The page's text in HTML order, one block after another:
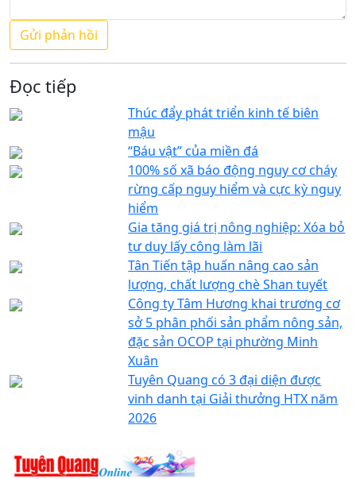
Đọc tiếp
Thúc đẩy phát triển kinh tế biên
mậu
“Báu vật” của miền đá
100% số xã báo động nguy cơ cháy
rừng cấp nguy hiểm và cực kỳ nguy
hiểm
Gia tăng giá trị nông nghiệp: Xóa bỏ
tư duy lấy công làm lãi
Tân Tiến tập huấn nâng cao sản
lượng, chất lượng chè Shan tuyết
Công ty Tâm Hương khai trương cơ
sở 5 phân phối sản phẩm nông sản,
đặc sản OCOP tại phường Minh
Xuân
Tuyên Quang có 3 đại diện được
vinh danh tại Giải thưởng HTX năm
2026